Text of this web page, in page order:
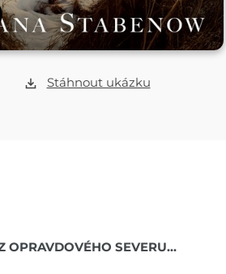
Stáhnout ukázku
OPRAVDOVÉHO SEVERU…